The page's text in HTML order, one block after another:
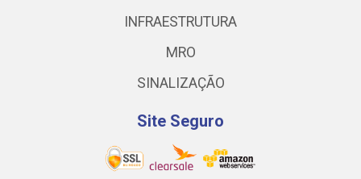
INFRAESTRUTURA
MRO
SINALIZAÇÃO
Site Seguro